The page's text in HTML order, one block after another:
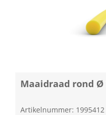
Maaidraad rond Ø
Artikelnummer: 1995412